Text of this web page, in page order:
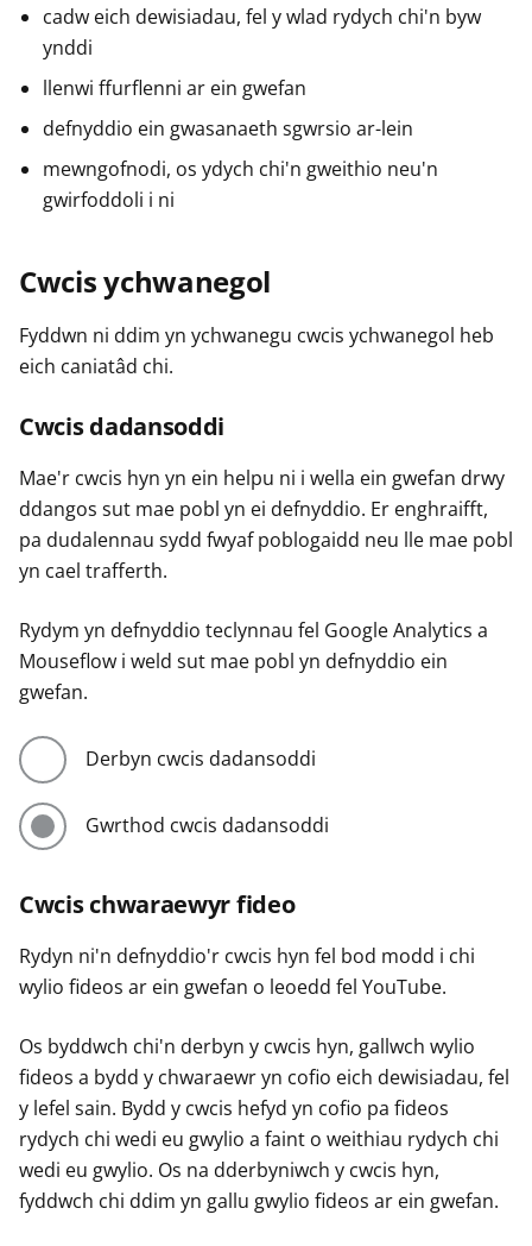
cadw eich dewisiadau, fel y wlad rydych chi'n byw
ynddi
llenwi ffurflenni ar ein gwefan
defnyddio ein gwasanaeth sgwrsio ar-lein
mewngofnodi, os ydych chi'n gweithio neu'n
gwirfoddoli i ni
Cwcis ychwanegol
Fyddwn ni ddim yn ychwanegu cwcis ychwanegol heb
eich caniatâd chi.
Cwcis dadansoddi
Mae'r cwcis hyn yn ein helpu ni i wella ein gwefan drwy
ddangos sut mae pobl yn ei defnyddio. Er enghraifft,
pa dudalennau sydd fwyaf poblogaidd neu lle mae pobl
yn cael trafferth.
Rydym yn defnyddio teclynnau fel Google Analytics a
Mouseflow i weld sut mae pobl yn defnyddio ein
gwefan.
Derbyn cwcis dadansoddi
Gwrthod cwcis dadansoddi
Cwcis chwaraewyr fideo
Rydyn ni'n defnyddio'r cwcis hyn fel bod modd i chi
wylio fideos ar ein gwefan o leoedd fel YouTube.
Os byddwch chi'n derbyn y cwcis hyn, gallwch wylio
fideos a bydd y chwaraewr yn cofio eich dewisiadau, fel
y lefel sain. Bydd y cwcis hefyd yn cofio pa fideos
rydych chi wedi eu gwylio a faint o weithiau rydych chi
wedi eu gwylio. Os na dderbyniwch y cwcis hyn,
fyddwch chi ddim yn gallu gwylio fideos ar ein gwefan.